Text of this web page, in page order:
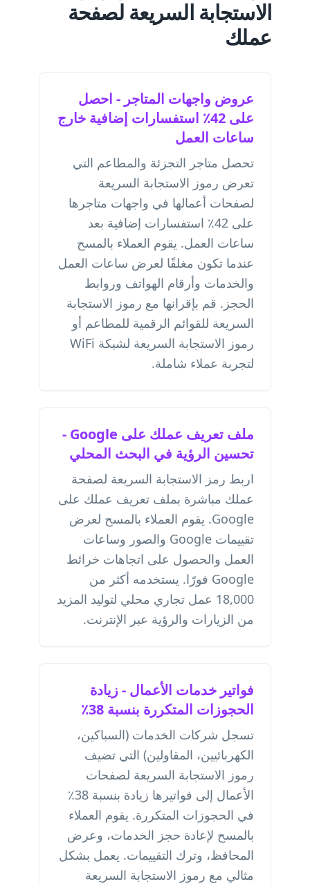
الاستجابة السريعة لصفحة
عملك
عروض واجهات المتاجر - احصل
على 42٪ استفسارات إضافية خارج
ساعات العمل
تحصل متاجر التجزئة والمطاعم التي
تعرض رموز الاستجابة السريعة
لصفحات أعمالها في واجهات متاجرها
على 42٪ استفسارات إضافية بعد
ساعات العمل. يقوم العملاء بالمسح
عندما تكون مغلقًا لعرض ساعات العمل
والخدمات وأرقام الهواتف وروابط
الحجز. قم بإقرانها مع رموز الاستجابة
السريعة للقوائم الرقمية للمطاعم أو
رموز الاستجابة السريعة لشبكة WiFi
لتجربة عملاء شاملة.
ملف تعريف عملك على Google -
تحسين الرؤية في البحث المحلي
اربط رمز الاستجابة السريعة لصفحة
عملك مباشرة بملف تعريف عملك على
Google. يقوم العملاء بالمسح لعرض
تقييمات Google والصور وساعات
العمل والحصول على اتجاهات خرائط
Google فورًا. يستخدمه أكثر من
18,000 عمل تجاري محلي لتوليد المزيد
من الزيارات والرؤية عبر الإنترنت.
فواتير خدمات الأعمال - زيادة
الحجوزات المتكررة بنسبة 38٪
تسجل شركات الخدمات (السباكين،
الكهربائيين، المقاولين) التي تضيف
رموز الاستجابة السريعة لصفحات
الأعمال إلى فواتيرها زيادة بنسبة 38٪
في الحجوزات المتكررة. يقوم العملاء
بالمسح لإعادة حجز الخدمات، وعرض
المحافظ، وترك التقييمات. يعمل بشكل
مثالي مع رموز الاستجابة السريعة